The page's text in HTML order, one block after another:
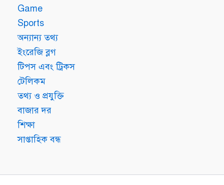
Game
Sports
অন্যান্য তথ্য
ইংরেজি ব্লগ
টিপস এবং ট্রিকস
টেলিকম
তথ্য ও প্রযুক্তি
বাজার দর
শিক্ষা
সাপ্তাহিক বন্ধ